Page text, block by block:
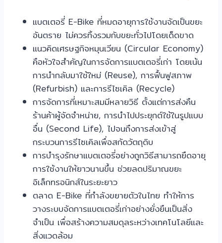
แบตเตอรี่ E-Bike ที่หมดอายุการใช้งานจัดเป็นขยะ
อันตราย ไม่ควรทิ้งรวมกับขยะทั่วไปโดยเด็ดขาด
แนวคิดเศรษฐกิจหมุนเวียน (Circular Economy)
คือหัวใจสำคัญในการจัดการแบตเตอรี่เก่า โดยเน้น
การนำกลับมาใช้ใหม่ (Reuse), การฟื้นฟูสภาพ
(Refurbish) และการรีไซเคิล (Recycle)
การจัดการที่เหมาะสมมีหลายวิธี ตั้งแต่การส่งคืน
ร้านค้าผู้จัดจำหน่าย, การนำไปประยุกต์ใช้ในรูปแบบ
อื่น (Second Life), ไปจนถึงการส่งเข้าสู่
กระบวนการรีไซเคิลเพื่อสกัดวัตถุดิบ
การบำรุงรักษาแบตเตอรี่อย่างถูกวิธีสามารถยืดอายุ
การใช้งานให้ยาวนานขึ้น ช่วยลดปริมาณขยะ
อิเล็กทรอนิกส์ในระยะยาว
ตลาด E-Bike ที่กำลังขยายตัวในไทย ทำให้การ
วางระบบจัดการแบตเตอรี่เก่าอย่างยั่งยืนเป็นสิ่ง
จำเป็น เพื่อสร้างความสมดุลระหว่างเทคโนโลยีและ
สิ่งแวดล้อม